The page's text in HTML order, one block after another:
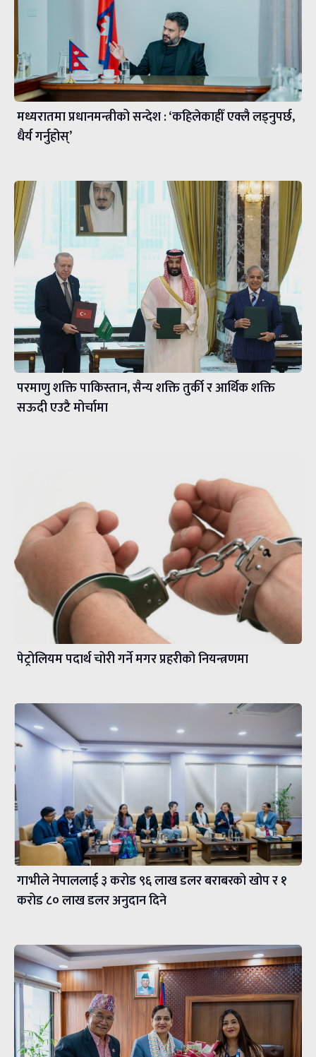
मध्यरातमा प्रधानमन्त्रीको सन्देश : ‘कहिलेकाहीँ एक्लै लड्नुपर्छ,
धैर्य गर्नुहोस्’
परमाणु शक्ति पाकिस्तान, सैन्य शक्ति तुर्की र आर्थिक शक्ति
सऊदी एउटै मोर्चामा
पेट्रोलियम पदार्थ चोरी गर्ने मगर प्रहरीको नियन्त्रणमा
गाभीले नेपाललाई ३ करोड ९६ लाख डलर बराबरको खोप र १
करोड ८० लाख डलर अनुदान दिने